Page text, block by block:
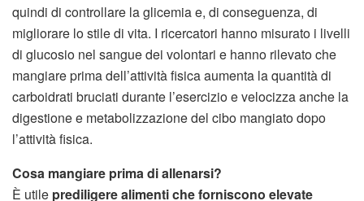
quindi di controllare la glicemia e, di conseguenza, di
migliorare lo stile di vita. I ricercatori hanno misurato i livelli
di glucosio nel sangue dei volontari e hanno rilevato che
mangiare prima dell’attività fisica aumenta la quantità di
carboidrati bruciati durante l’esercizio e velocizza anche la
digestione e metabolizzazione del cibo mangiato dopo
l’attività fisica.
Cosa mangiare prima di allenarsi?
È utile prediligere alimenti che forniscono elevate